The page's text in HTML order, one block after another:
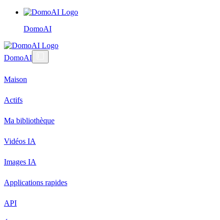
DomoAI
DomoAI
Maison
Actifs
Ma bibliothèque
Vidéos IA
Images IA
Applications rapides
API